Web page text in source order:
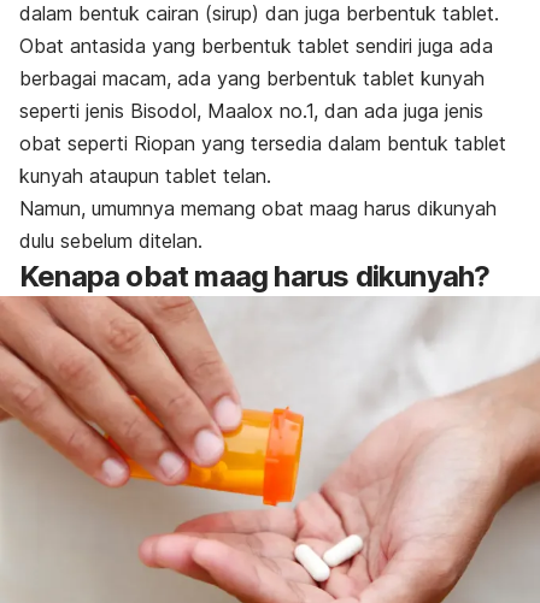
dalam bentuk cairan (sirup) dan juga berbentuk tablet.
Obat antasida yang berbentuk tablet sendiri juga ada
berbagai macam, ada yang berbentuk tablet kunyah
seperti jenis Bisodol, Maalox no.1, dan ada juga jenis
obat seperti Riopan yang tersedia dalam bentuk tablet
kunyah ataupun tablet telan.
Namun, umumnya memang obat maag harus dikunyah
dulu sebelum ditelan.
Kenapa obat maag harus dikunyah?